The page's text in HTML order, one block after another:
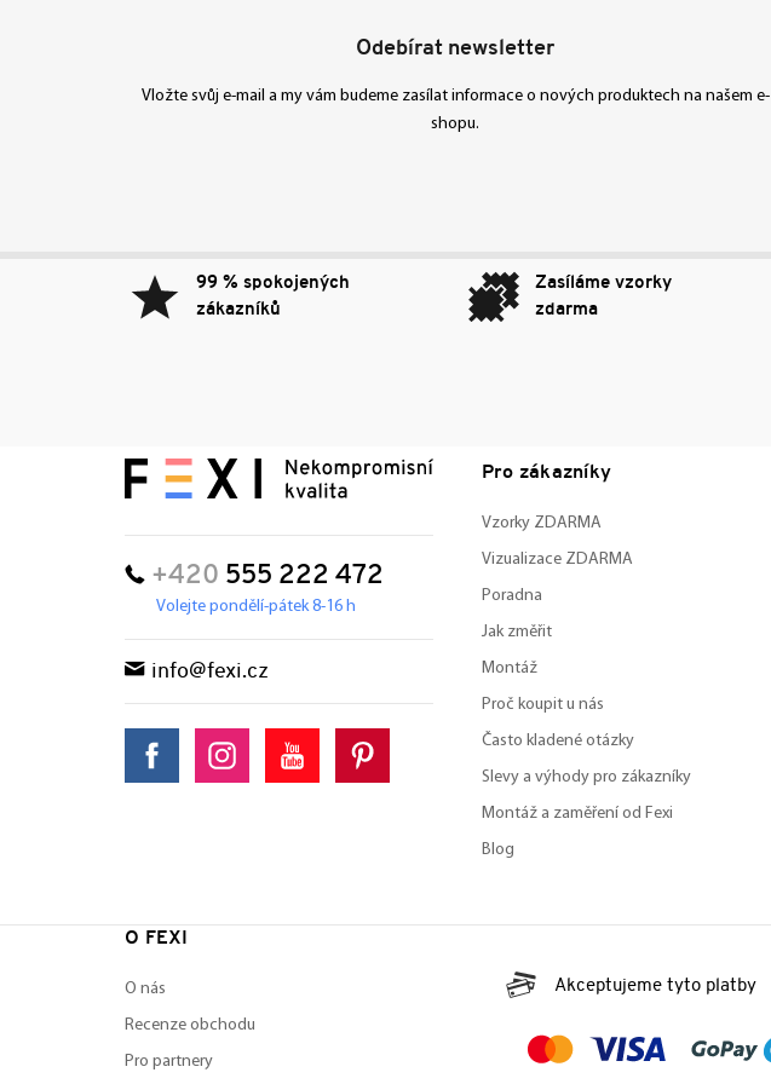
Odebírat newsletter
Vložte svůj e-mail a my vám budeme zasílat informace o nových produktech na našem e-
shopu.
99 % spokojených
zákazníků
Zasíláme vzorky
zdarma
+420 555 222 472
Volejte pondělí-pátek 8-16 h
info@fexi.cz
Pro zákazníky
Vzorky ZDARMA
Vizualizace ZDARMA
Poradna
Jak změřit
Montáž
Proč koupit u nás
Často kladené otázky
Slevy a výhody pro zákazníky
Montáž a zaměření od Fexi
Blog
O FEXI
O nás
Recenze obchodu
Pro partnery
Akceptujeme tyto platby